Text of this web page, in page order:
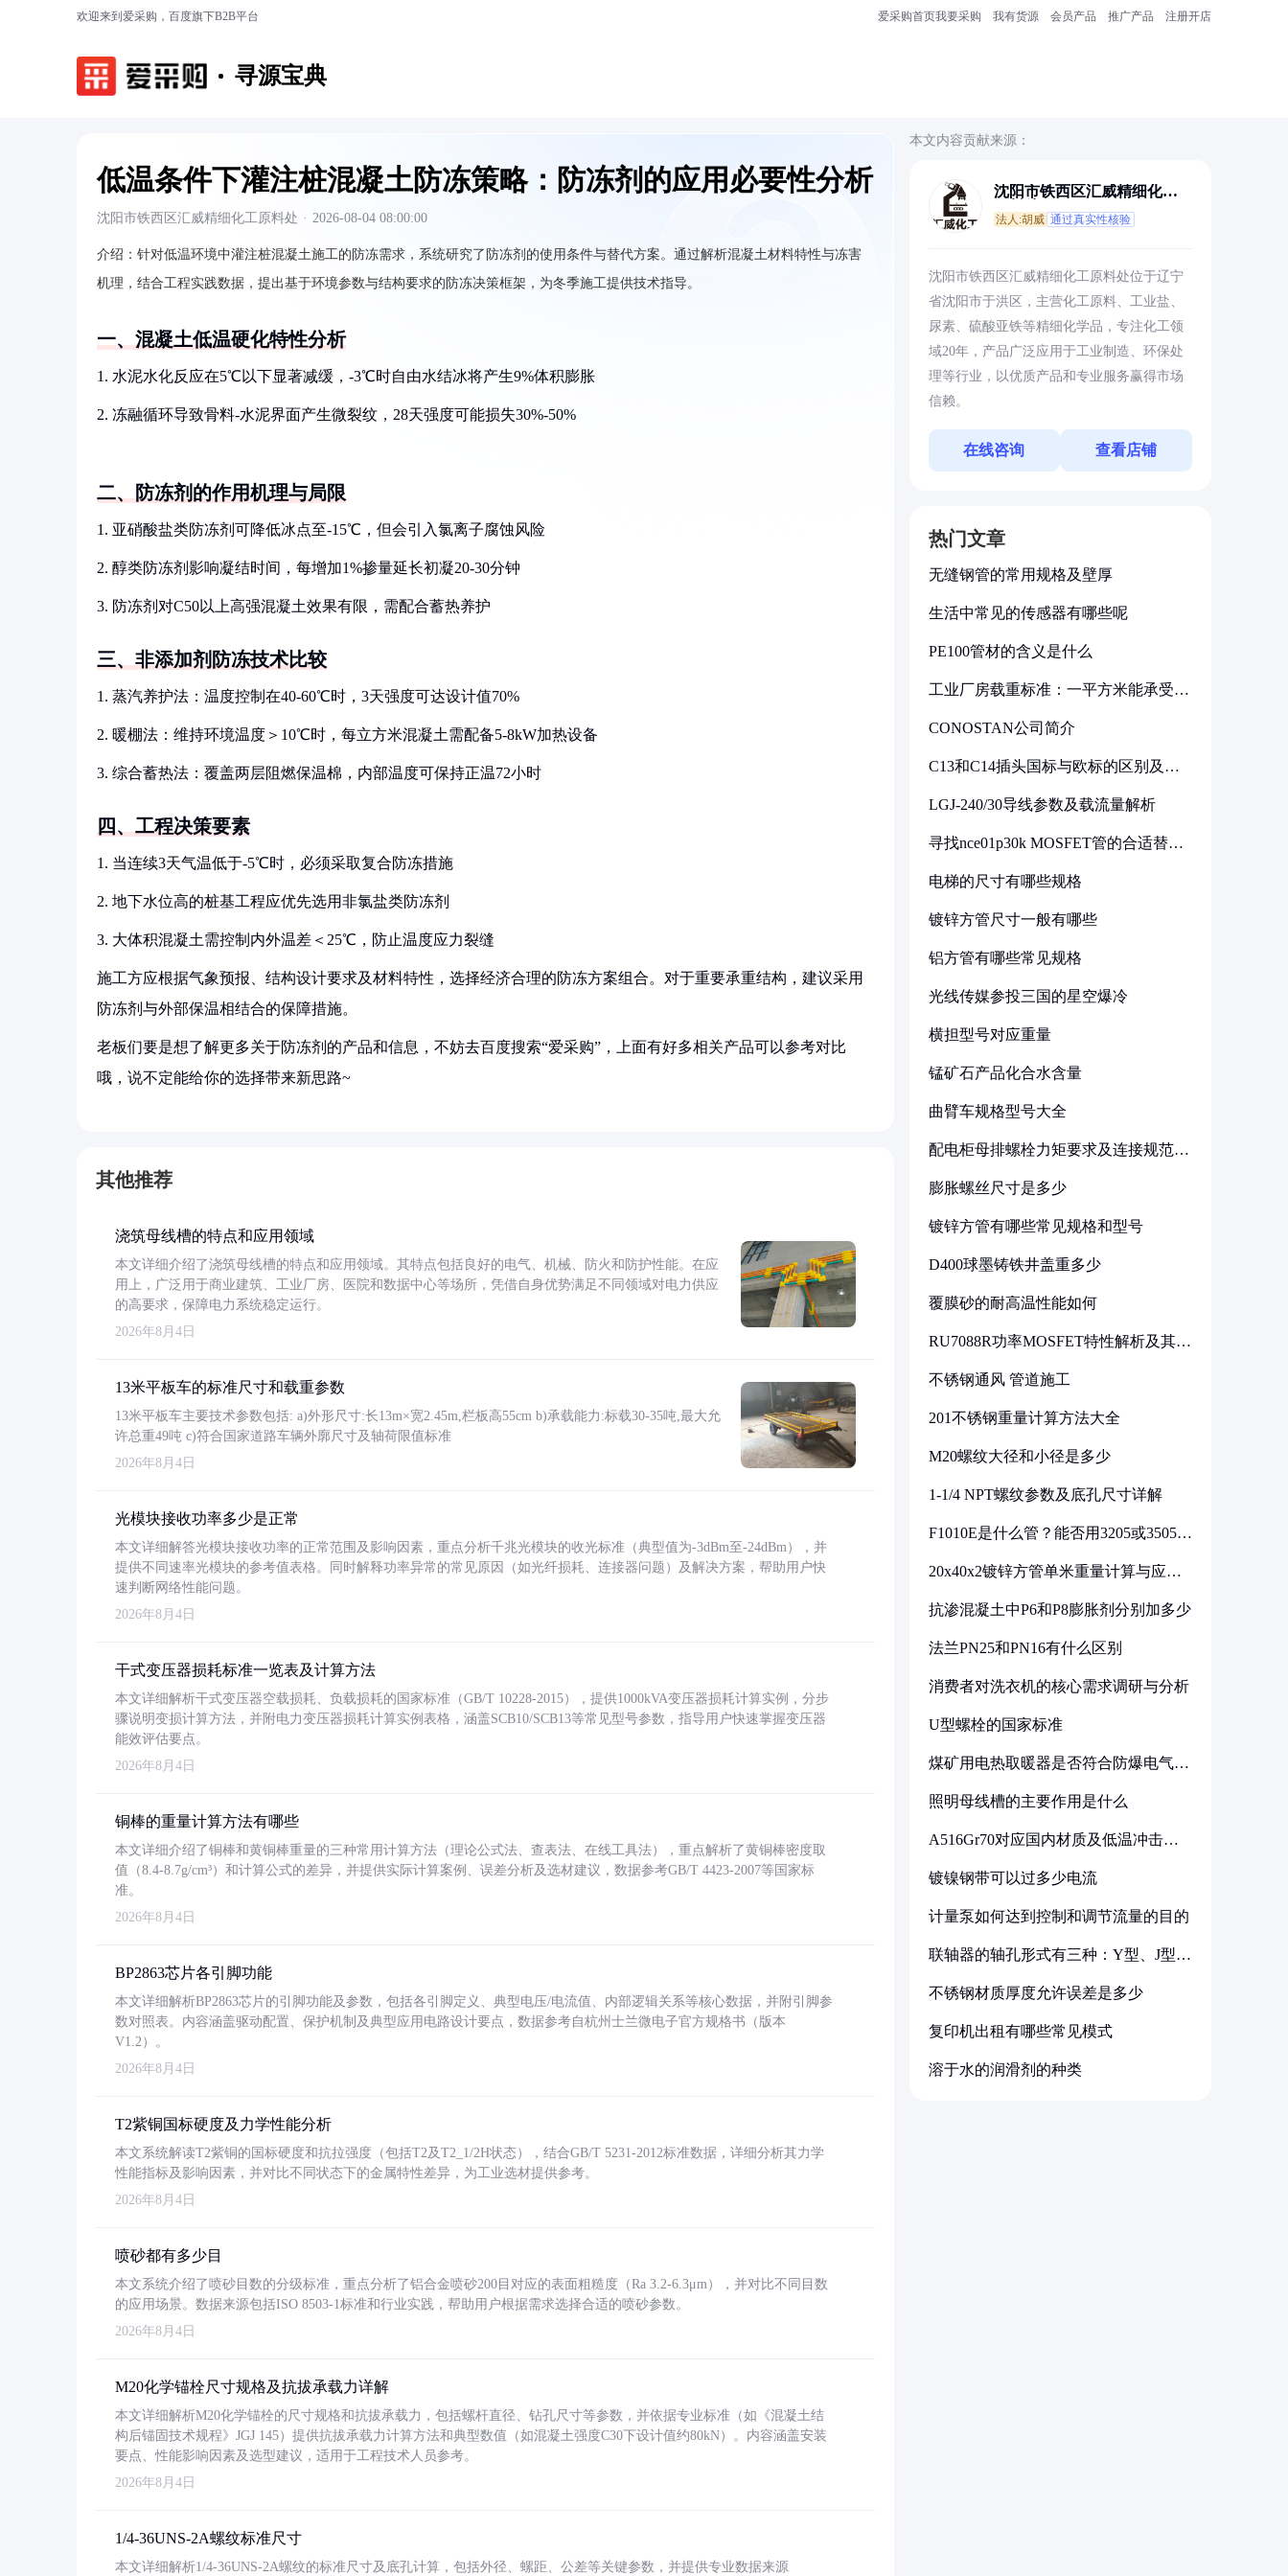
欢迎来到爱采购，百度旗下B2B平台 爱采购首页我要采购 我有货源 会员产品 推广产品 注册开店
寻源宝典
低温条件下灌注桩混凝土防冻策略：防冻剂的应用必要性分析
沈阳市铁西区汇威精细化工原料处 · 2026-08-04 08:00:00
介绍： 针对低温环境中灌注桩混凝土施工的防冻需求，系统研究了防冻剂的使用条件与替代方案。通过解析混凝土材料特性与冻害
机理，结合工程实践数据，提出基于环境参数与结构要求的防冻决策框架，为冬季施工提供技术指导。
一、混凝土低温硬化特性分析
1. 水泥水化反应在5℃以下显著减缓，-3℃时自由水结冰将产生9%体积膨胀
2. 冻融循环导致骨料-水泥界面产生微裂纹，28天强度可能损失30%-50%
二、防冻剂的作用机理与局限
1. 亚硝酸盐类防冻剂可降低冰点至-15℃，但会引入氯离子腐蚀风险
2. 醇类防冻剂影响凝结时间，每增加1%掺量延长初凝20-30分钟
3. 防冻剂对C50以上高强混凝土效果有限，需配合蓄热养护
三、非添加剂防冻技术比较
1. 蒸汽养护法：温度控制在40-60℃时，3天强度可达设计值70%
2. 暖棚法：维持环境温度＞10℃时，每立方米混凝土需配备5-8kW加热设备
3. 综合蓄热法：覆盖两层阻燃保温棉，内部温度可保持正温72小时
四、工程决策要素
1. 当连续3天气温低于-5℃时，必须采取复合防冻措施
2. 地下水位高的桩基工程应优先选用非氯盐类防冻剂
3. 大体积混凝土需控制内外温差＜25℃，防止温度应力裂缝
施工方应根据气象预报、结构设计要求及材料特性，选择经济合理的防冻方案组合。对于重要承重结构，建议采用
防冻剂与外部保温相结合的保障措施。
老板们要是想了解更多关于防冻剂的产品和信息，不妨去百度搜索“爱采购”，上面有好多相关产品可以参考对比
哦，说不定能给你的选择带来新思路~
其他推荐
浇筑母线槽的特点和应用领域
本文详细介绍了浇筑母线槽的特点和应用领域。其特点包括良好的电气、机械、防火和防护性能。在应
用上，广泛用于商业建筑、工业厂房、医院和数据中心等场所，凭借自身优势满足不同领域对电力供应
的高要求，保障电力系统稳定运行。
2026年8月4日
13米平板车的标准尺寸和载重参数
13米平板车主要技术参数包括: a)外形尺寸:长13m×宽2.45m,栏板高55cm b)承载能力:标载30-35吨,最大允
许总重49吨 c)符合国家道路车辆外廓尺寸及轴荷限值标准
2026年8月4日
光模块接收功率多少是正常
本文详细解答光模块接收功率的正常范围及影响因素，重点分析千兆光模块的收光标准（典型值为-3dBm至-24dBm），并
提供不同速率光模块的参考值表格。同时解释功率异常的常见原因（如光纤损耗、连接器问题）及解决方案，帮助用户快
速判断网络性能问题。
2026年8月4日
干式变压器损耗标准一览表及计算方法
本文详细解析干式变压器空载损耗、负载损耗的国家标准（GB/T 10228-2015），提供1000kVA变压器损耗计算实例，分步
骤说明变损计算方法，并附电力变压器损耗计算实例表格，涵盖SCB10/SCB13等常见型号参数，指导用户快速掌握变压器
能效评估要点。
2026年8月4日
铜棒的重量计算方法有哪些
本文详细介绍了铜棒和黄铜棒重量的三种常用计算方法（理论公式法、查表法、在线工具法），重点解析了黄铜棒密度取
值（8.4-8.7g/cm³）和计算公式的差异，并提供实际计算案例、误差分析及选材建议，数据参考GB/T 4423-2007等国家标
准。
2026年8月4日
BP2863芯片各引脚功能
本文详细解析BP2863芯片的引脚功能及参数，包括各引脚定义、典型电压/电流值、内部逻辑关系等核心数据，并附引脚参
数对照表。内容涵盖驱动配置、保护机制及典型应用电路设计要点，数据参考自杭州士兰微电子官方规格书（版本
V1.2）。
2026年8月4日
T2紫铜国标硬度及力学性能分析
本文系统解读T2紫铜的国标硬度和抗拉强度（包括T2及T2_1/2H状态），结合GB/T 5231-2012标准数据，详细分析其力学
性能指标及影响因素，并对比不同状态下的金属特性差异，为工业选材提供参考。
2026年8月4日
喷砂都有多少目
本文系统介绍了喷砂目数的分级标准，重点分析了铝合金喷砂200目对应的表面粗糙度（Ra 3.2-6.3μm），并对比不同目数
的应用场景。数据来源包括ISO 8503-1标准和行业实践，帮助用户根据需求选择合适的喷砂参数。
2026年8月4日
M20化学锚栓尺寸规格及抗拔承载力详解
本文详细解析M20化学锚栓的尺寸规格和抗拔承载力，包括螺杆直径、钻孔尺寸等参数，并依据专业标准（如《混凝土结
构后锚固技术规程》JGJ 145）提供抗拔承载力计算方法和典型数值（如混凝土强度C30下设计值约80kN）。内容涵盖安装
要点、性能影响因素及选型建议，适用于工程技术人员参考。
2026年8月4日
1/4-36UNS-2A螺纹标准尺寸
本文详细解析1/4-36UNS-2A螺纹的标准尺寸及底孔计算，包括外径、螺距、公差等关键参数，并提供专业数据来源
本文内容贡献来源：
沈阳市铁西区汇威精细化工
法人:胡威 通过真实性核验
沈阳市铁西区汇威精细化工原料处位于辽宁
省沈阳市于洪区，主营化工原料、工业盐、
尿素、硫酸亚铁等精细化学品，专注化工领
域20年，产品广泛应用于工业制造、环保处
理等行业，以优质产品和专业服务赢得市场
信赖。
在线咨询 查看店铺
热门文章
无缝钢管的常用规格及壁厚
生活中常见的传感器有哪些呢
PE100管材的含义是什么
工业厂房载重标准：一平方米能承受多
CONOSTAN公司简介
C13和C14插头国标与欧标的区别及其
LGJ-240/30导线参数及载流量解析
寻找nce01p30k MOSFET管的合适替代
电梯的尺寸有哪些规格
镀锌方管尺寸一般有哪些
铝方管有哪些常见规格
光线传媒参投三国的星空爆冷
横担型号对应重量
锰矿石产品化合水含量
曲臂车规格型号大全
配电柜母排螺栓力矩要求及连接规范详
膨胀螺丝尺寸是多少
镀锌方管有哪些常见规格和型号
D400球墨铸铁井盖重多少
覆膜砂的耐高温性能如何
RU7088R功率MOSFET特性解析及其在
不锈钢通风 管道施工
201不锈钢重量计算方法大全
M20螺纹大径和小径是多少
1-1/4 NPT螺纹参数及底孔尺寸详解
F1010E是什么管？能否用3205或3505代
20x40x2镀锌方管单米重量计算与应用
抗渗混凝土中P6和P8膨胀剂分别加多少
法兰PN25和PN16有什么区别
消费者对洗衣机的核心需求调研与分析
U型螺栓的国家标准
煤矿用电热取暖器是否符合防爆电气设
照明母线槽的主要作用是什么
A516Gr70对应国内材质及低温冲击要
镀镍钢带可以过多少电流
计量泵如何达到控制和调节流量的目的
联轴器的轴孔形式有三种：Y型、J型、
不锈钢材质厚度允许误差是多少
复印机出租有哪些常见模式
溶于水的润滑剂的种类